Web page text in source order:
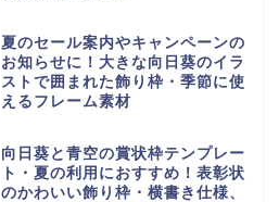
夏のセール案内やキャンペーンの
お知らせに！大きな向日葵のイラ
ストで囲まれた飾り枠・季節に使
えるフレーム素材
向日葵と青空の賞状枠テンプレー
ト・夏の利用におすすめ！表彰状
のかわいい飾り枠・横書き仕様、